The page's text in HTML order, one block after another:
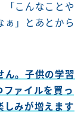
こんなことや
ぁ」とあとから
ん。子供の学習
ファイルを買っ
しみが増えます